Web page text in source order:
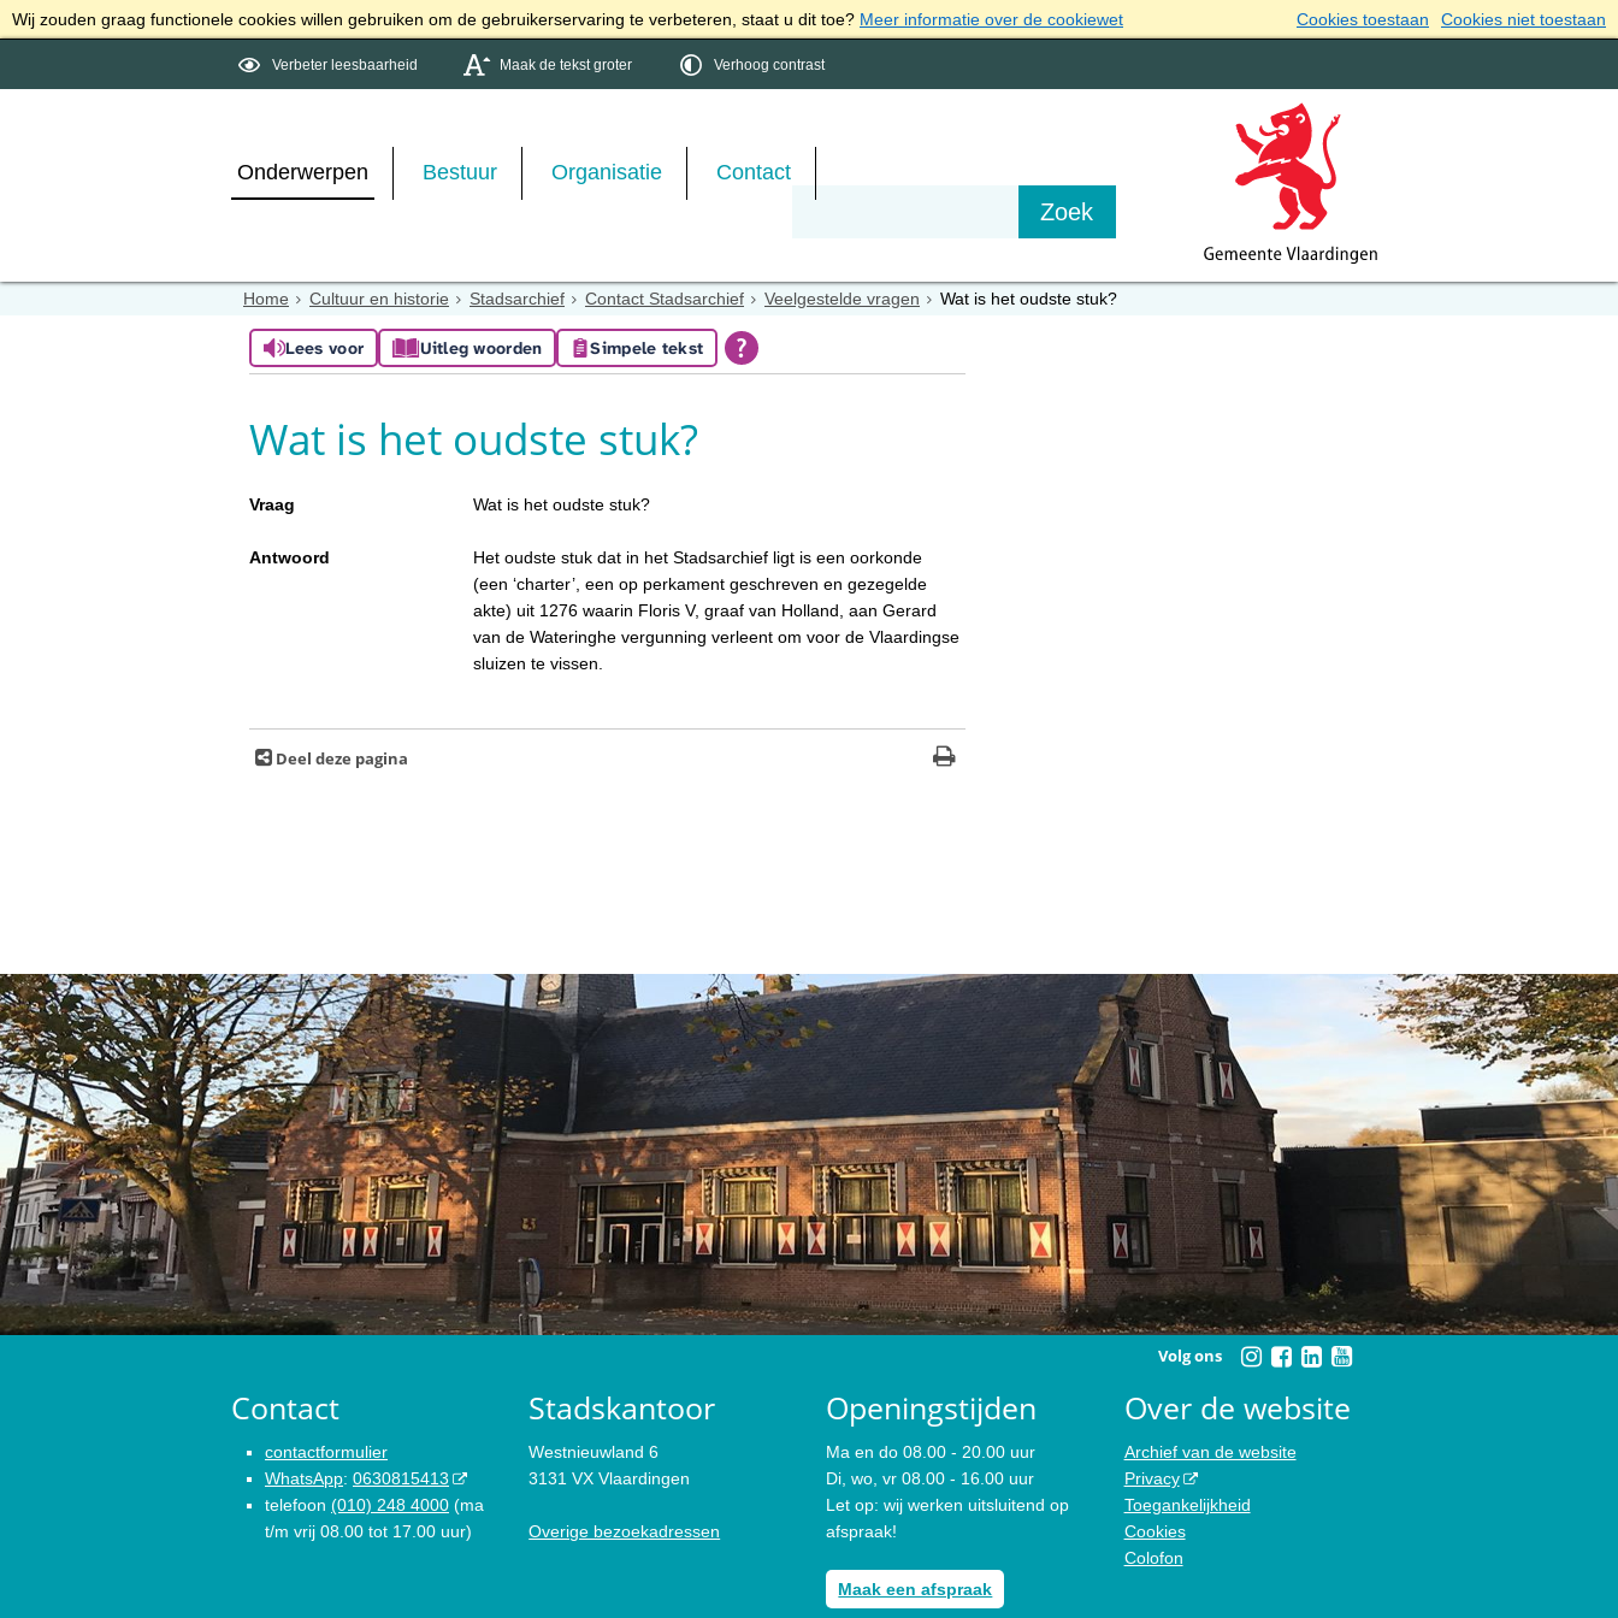
Wij zouden graag functionele cookies willen gebruiken om de gebruikerservaring te verbeteren, staat u dit toe? Meer informatie over de cookiewet Cookies toestaan Cookies niet toestaan
Verbeter leesbaarheid Maak de tekst groter Verhoog contrast
Onderwerpen Bestuur Organisatie Contact
Home Cultuur en historie Stadsarchief Contact Stadsarchief Veelgestelde vragen Wat is het oudste stuk?
Lees voor Uitleg woorden Simpele tekst
Wat is het oudste stuk?
Vraag Wat is het oudste stuk?
Antwoord
Het oudste stuk dat in het Stadsarchief ligt is een oorkonde
(een ‘charter’, een op perkament geschreven en gezegelde
akte) uit 1276 waarin Floris V, graaf van Holland, aan Gerard
van de Wateringhe vergunning verleent om voor de Vlaardingse
sluizen te vissen.
Deel deze pagina
Volg ons
Contact
contactformulier
WhatsApp: 0630815413
telefoon (010) 248 4000 (ma
t/m vrij 08.00 tot 17.00 uur)
Stadskantoor
Westnieuwland 6
3131 VX Vlaardingen
Overige bezoekadressen
Openingstijden
Ma en do 08.00 - 20.00 uur
Di, wo, vr 08.00 - 16.00 uur
Let op: wij werken uitsluitend op
afspraak!
Maak een afspraak
Over de website
Archief van de website
Privacy
Toegankelijkheid
Cookies
Colofon